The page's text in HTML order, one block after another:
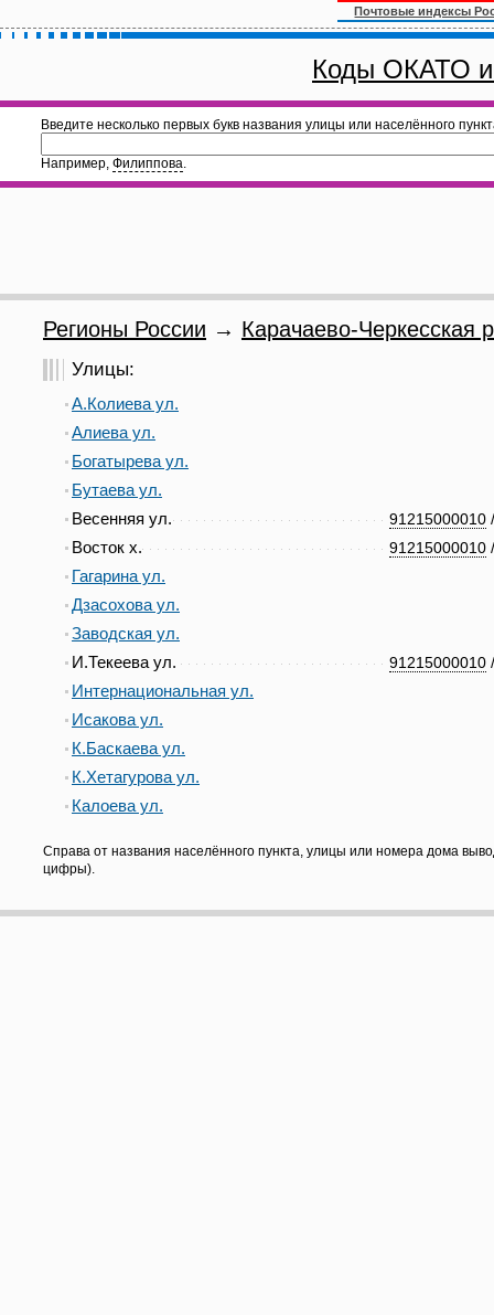
Почтовые индексы
Коды ОКАТО
Введите несколько первых букв названия улицы или населённого
Например, Филиппова.
Регионы России → Карачаево-Черкесская
Улицы:
А.Колиева ул.
Алиева ул.
Богатырева ул.
Бутаева ул.
91215000010
Весенняя ул.
91215000010
Восток х.
Гагарина ул.
Дзасохова ул.
Заводская ул.
91215000010
И.Текеева ул.
Интернациональная ул.
Исакова ул.
К.Баскаева ул.
К.Хетагурова ул.
Калоева ул.
Справа от названия населённого пункта, улицы или номера дома
цифры).